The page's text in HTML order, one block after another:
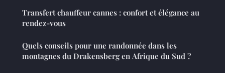
Transfert chauffeur cannes : confort et élégance au
rendez-vous
Quels conseils pour une randonnée dans les
montagnes du Drakensberg en Afrique du Sud ?